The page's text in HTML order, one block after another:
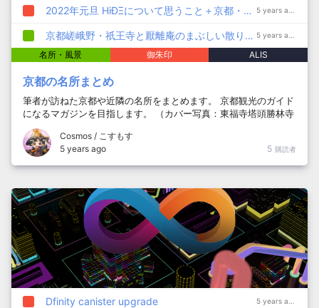
2022年元旦 HiÐΞについて思うこと＋京都・北野天満宮のお正月写真
京都嵯峨野・祇王寺と厭離庵のまぶしい散り紅葉で秋が終わる
名所・風景 御朱印 ALIS
京都の名所まとめ
筆者が訪ねた京都や近隣の名所をまとめます。 京都観光のガイド
になるマガジンを目指します。 （カバー写真：東福寺塔頭勝林寺
の花手水）
Cosmos / こすもす
5 years ago
5 購読者
Dfinity canister upgrade